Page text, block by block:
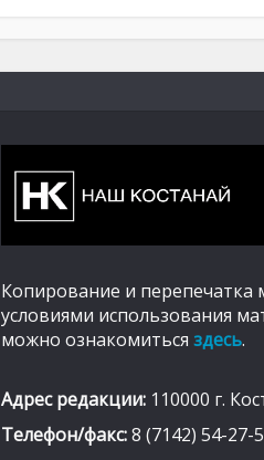
Копирование и перепечатка
условиями использования
можно ознакомиться здесь.
Адрес редакции: 110000 г.
Телефон/факс:8 (7142) 54-27-